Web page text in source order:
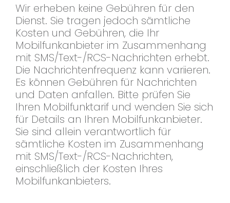
Wir erheben keine Gebühren für den
Dienst. Sie tragen jedoch sämtliche
Kosten und Gebühren, die Ihr
Mobilfunkanbieter im Zusammenhang
mit SMS/Text-/RCS-Nachrichten erhebt.
Die Nachrichtenfrequenz kann variieren.
Es können Gebühren für Nachrichten
und Daten anfallen. Bitte prüfen Sie
Ihren Mobilfunktarif und wenden Sie sich
für Details an Ihren Mobilfunkanbieter.
Sie sind allein verantwortlich für
sämtliche Kosten im Zusammenhang
mit SMS/Text-/RCS-Nachrichten,
einschließlich der Kosten Ihres
Mobilfunkanbieters.